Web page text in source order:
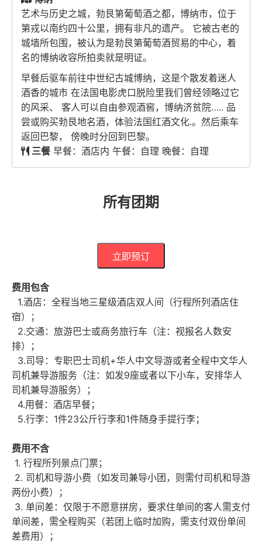
艺术与历史之城，勃艮第葡萄酒之都，博纳市，位于
第戎以南约四十公里，拥有非凡的遗产。 它被古老的
城墙所包围，被认为是勃艮第葡萄酒贸易的中心，着
名的博纳收容所拍卖就是明证。
早餐后驱车前往中世纪古城博纳，这是个散发着迷人
酒香的城市 在法国电影虎口脱险里我们曾经领略过它
的风采、 客人可以自由参观酒窖，博纳济贫院….. 品
尝或购买勃艮地名酒，体验法国红酒文化.。然后乘车
返回巴黎， 傍晚时分回到巴黎。
三餐 早餐：酒店内 午餐：自理 晚餐：自理
所有团期
立即预订
费用包含
1.酒店：全程当地三星级酒店双人间（行程所列酒店住
宿）；
2.交通：旅游巴士或商务旅行车（注：视报名人数安
排）；
3.司导：专职巴士司机+华人中文导游或者全程中文华人
司机兼导游服务（注：如发9座或者以下小车，安排华人
司机兼导游服务）；
4.用餐：酒店早餐；
5.行李：1件23公斤行李和1件随身手提行李；
费用不含
1. 行程所列景点门票；
2. 司机和导游小费（如发司兼导小团，则需付司机和导游
两份小费）；
3. 单间差：仅限于不愿意拼房，要求住单间的客人需支付
单间差，需全程购买（若团上临时加购，需支付双份单间
差费用）；